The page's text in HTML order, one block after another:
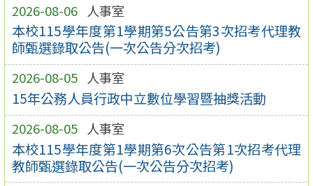
2026-08-06 人事室
本校115學年度第1學期第5公告第3次招考代理教
師甄選錄取公告(一次公告分次招考)
2026-08-05 人事室
15年公務人員行政中立數位學習暨抽獎活動
2026-08-05 人事室
本校115學年度第1學期第6次公告第1次招考代理
教師甄選錄取公告(一次公告分次招考)